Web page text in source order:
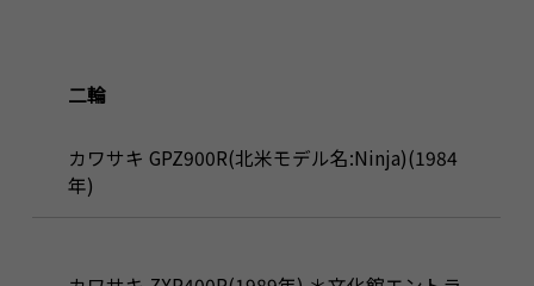
二輪
カワサキ GPZ900R(北米モデル名:Ninja)(1984
年)